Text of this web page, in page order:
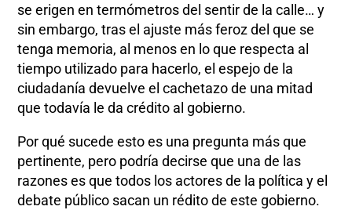
se erigen en termómetros del sentir de la calle… y
sin embargo, tras el ajuste más feroz del que se
tenga memoria, al menos en lo que respecta al
tiempo utilizado para hacerlo, el espejo de la
ciudadanía devuelve el cachetazo de una mitad
que todavía le da crédito al gobierno.
Por qué sucede esto es una pregunta más que
pertinente, pero podría decirse que una de las
razones es que todos los actores de la política y el
debate público sacan un rédito de este gobierno.